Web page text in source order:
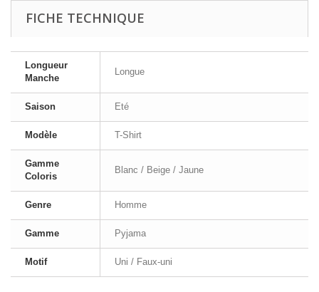
FICHE TECHNIQUE
Longueur
Manche
Longue
Saison Eté
Modèle T-Shirt
Gamme
Coloris
Blanc / Beige / Jaune
Genre Homme
Gamme Pyjama
Motif Uni / Faux-uni